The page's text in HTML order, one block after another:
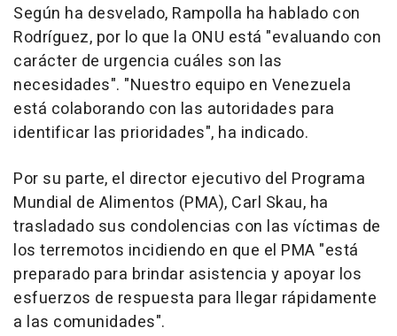
Según ha desvelado, Rampolla ha hablado con
Rodríguez, por lo que la ONU está "evaluando con
carácter de urgencia cuáles son las
necesidades". "Nuestro equipo en Venezuela
está colaborando con las autoridades para
identificar las prioridades", ha indicado.
Por su parte, el director ejecutivo del Programa
Mundial de Alimentos (PMA), Carl Skau, ha
trasladado sus condolencias con las víctimas de
los terremotos incidiendo en que el PMA "está
preparado para brindar asistencia y apoyar los
esfuerzos de respuesta para llegar rápidamente
a las comunidades".